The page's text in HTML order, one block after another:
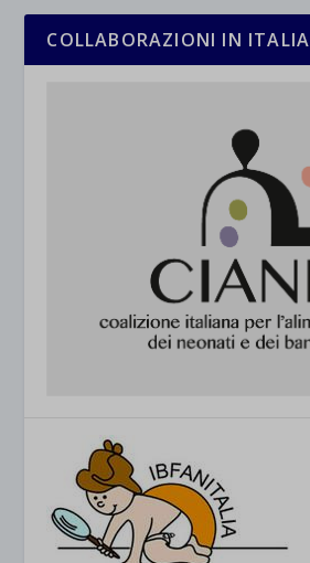
COLLABORAZIONI IN ITALIA